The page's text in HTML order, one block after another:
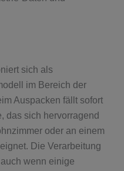
sich als
im Bereich der
Auspacken fällt sofort
das sich hervorragend
oder an einem
Die Verarbeitung
wenn einige